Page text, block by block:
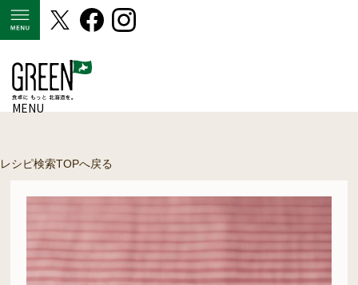
MENU
レシピ検索TOPへ戻る